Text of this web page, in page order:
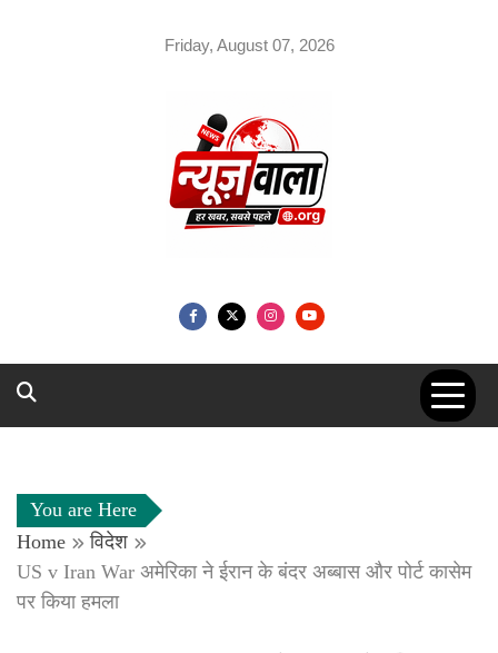
Friday, August 07, 2026
You are Here
Home
विदेश
US v Iran War अमेरिका ने ईरान के बंदर अब्बास और पोर्ट कासेम
पर किया हमला